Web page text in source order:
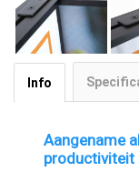
Info
Aangename
productiviteit